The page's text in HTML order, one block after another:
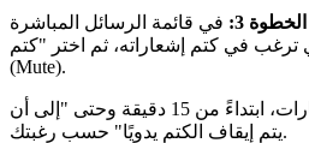
الخطوة 3:
في قائمة الرسائل المباشرة (DMs)، اضغط مطولًا على
ترغب في كتم إشعاراته، ثم اختر "كتم"
(Mute).
يمكنك تحديد مدة كتم الإشعارات، ابتداءً من 15 دقيقة وحتى "إلى أن
يتم إيقاف الكتم يدويًا" حسب رغبتك.